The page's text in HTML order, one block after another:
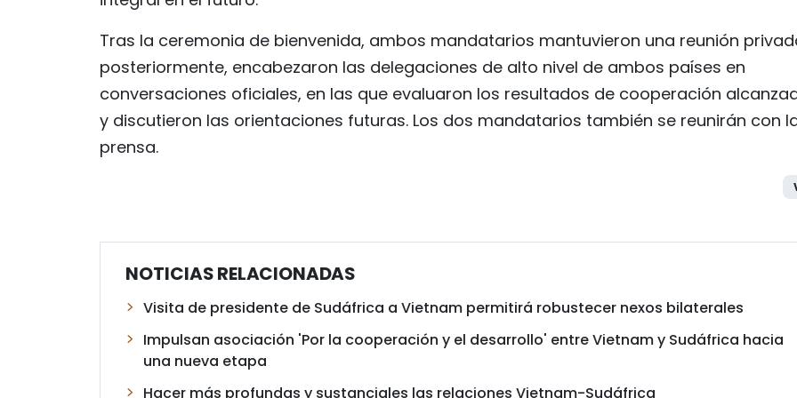
Tras la ceremonia de bienvenida, ambos mandatarios mantuvieron una reunión
posteriormente, encabezaron las delegaciones de alto nivel de ambos países en
conversaciones oficiales, en las que evaluaron los resultados de cooperación
y discutieron las orientaciones futuras. Los dos mandatarios también se reunirán con
prensa.
NOTICIAS RELACIONADAS
Visita de presidente de Sudáfrica a Vietnam permitirá robustecer nexos bilaterales
Impulsan asociación 'Por la cooperación y el desarrollo' entre Vietnam y Sudáfrica hacia
una nueva etapa
Hacer más profundas y sustanciales las relaciones Vietnam-Sudáfrica